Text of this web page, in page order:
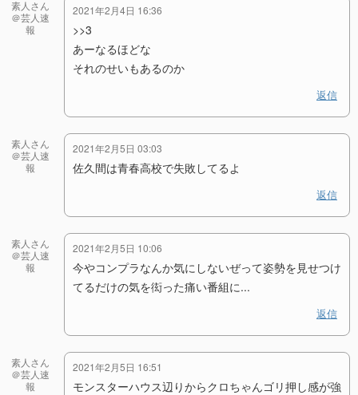
素人さん
＠芸人速
報
2021年2月4日 16:36
>>3
あーなるほどな
それのせいもあるのか
返信
素人さん
＠芸人速
報
2021年2月5日 03:03
佐久間は青春高校で失敗してるよ
返信
素人さん
＠芸人速
報
2021年2月5日 10:06
今やコンプラなんか気にしないぜって姿勢を見せつけ
てるだけの気を衒った痛い番組に...
返信
素人さん
＠芸人速
報
2021年2月5日 16:51
モンスターハウス辺りからクロちゃんゴリ押し感が強